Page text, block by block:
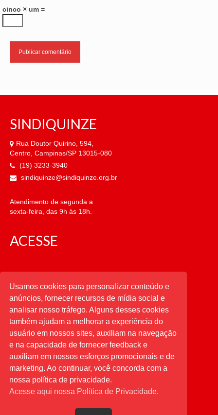
cinco × um =
SINDIQUINZE
Rua Doutor Quirino, 594,
Centro, Campinas/SP 13015-080
(19) 3233-3940
sindiquinze@sindiquinze.org.br
Atendimento de segunda a
sexta-feira, das 9h às 18h.
ACESSE
CATEGORIAS
CATEGORIAS
PESQUISAR
Buscar
por:
Usamos cookies para personalizar conteúdo e
anúncios, fornecer recursos de mídia social e
analisar nosso tráfego. Alguns desses cookies
também ajudam a melhorar a experiência do
usuário em nossos sites, auxiliam na navegação
e na capacidade de fornecer feedback e
auxiliam em nossos esforços promocionais e de
marketing. Ao continuar, você concorda com a
nossa política de privacidade.
Acesse aqui nossa Política de Privacidade.